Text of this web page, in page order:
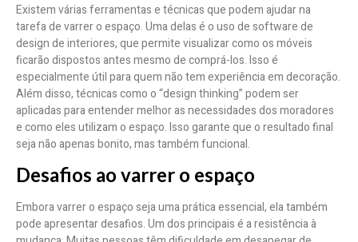
Existem várias ferramentas e técnicas que podem ajudar na
tarefa de varrer o espaço. Uma delas é o uso de software de
design de interiores, que permite visualizar como os móveis
ficarão dispostos antes mesmo de comprá-los. Isso é
especialmente útil para quem não tem experiência em decoração.
Além disso, técnicas como o “design thinking” podem ser
aplicadas para entender melhor as necessidades dos moradores
e como eles utilizam o espaço. Isso garante que o resultado final
seja não apenas bonito, mas também funcional.
Desafios ao varrer o espaço
Embora varrer o espaço seja uma prática essencial, ela também
pode apresentar desafios. Um dos principais é a resistência à